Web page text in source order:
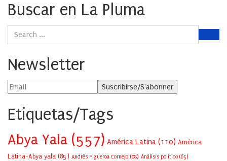
Buscar en La Pluma
Newsletter
Etiquetas/Tags
Abya Yala (557) América Latina (110) América
Latina-Abya yala (85) Andrés Figueroa Cornejo (68) Análisis político (65)